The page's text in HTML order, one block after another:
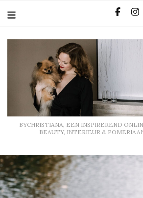
BYCHRISTIANA, EEN INSPIREREND
BEAUTY, INTERIEUR &